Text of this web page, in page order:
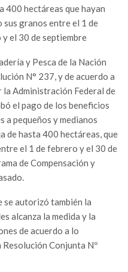
400 hectáreas que hayan
sus granos entre el 1 de
el 30 de septiembre
y Pesca de la Nación
N° 237, y de acuerdo a
Administración Federal de
el pago de los beneficios
pequeños y medianos
de hasta 400 hectáreas, que
el 1 de febrero y el 30 de
de Compensación y
se autorizó también la
alcanza la medida y la
de acuerdo a lo
Conjunta Nº